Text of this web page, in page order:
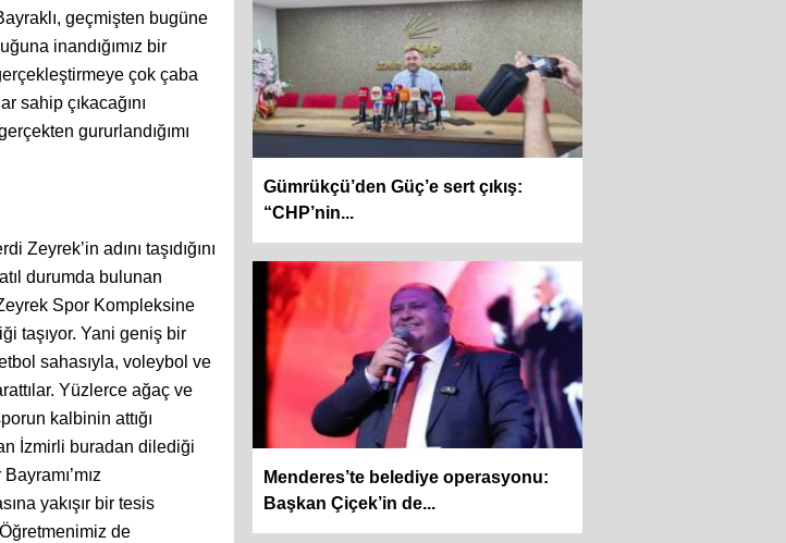
geçmişten bugüne
inandığımız bir
çok çaba
sahip çıkacağını
gururlandığımı
adını taşıdığını
durumda bulunan
Spor Kompleksine
taşıyor. Yani geniş bir
sahasıyla, voleybol ve
Yüzlerce ağaç ve
kalbinin attığı
İzmirli buradan dilediği
yakışır bir tesis
de
Gümrükçü’den Güç’e sert çıkış:
“CHP’nin...
Menderes’te belediye operasyonu:
Başkan Çiçek’in de...